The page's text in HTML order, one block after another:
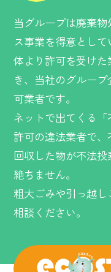
当グループは廃棄
ス事業を得意とし
体より許可を受け
き、当社のグルー
可業者です。
ネットで出てくる
許可の違法業者で、
回収した物が不法
絶ちません。
粗大ごみや引っ越
相談ください。